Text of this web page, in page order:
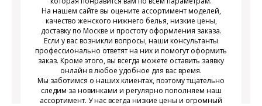
На нашем сайте вы оцените ассортимент моделей,
качество женского нижнего белья, низкие цены,
доставку по Москве и простоту оформления заказа.
Если у вас возникли вопросы, наши консультанты
профессионально ответят на них и помогут оформить
заказ. Кроме этого, вы всегда можете оставить заявку
онлайн в любое удобное для вас время.
Мы заботимся о наших клиентах, поэтому тщательно
следим за новинками и регулярно пополняем наш
ассортимент. У нас всегда низкие цены и огромный